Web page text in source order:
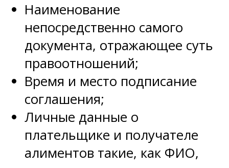
Наименование
непосредственно самого
документа, отражающее суть
правоотношений;
Время и место подписание
соглашения;
Личные данные о
плательщике и получателе
алиментов такие, как ФИО,